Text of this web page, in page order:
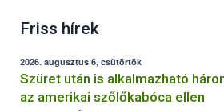
Friss hírek
2026. augusztus 6, csütörtök
Szüret után is alkalmazható
az amerikai szőlőkabóca ellen